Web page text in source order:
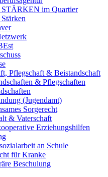
STÄRKEN im Quartier
Pflegschaft & Beistandschaft
& Pflegschaften
(Jugendamt)
Sorgerecht
& Vaterschaft
Erziehungshilfen
an Schule
für Kranke
Beschulung